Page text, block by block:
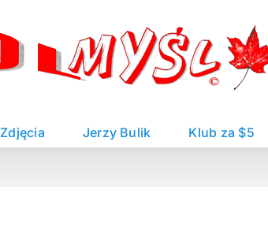
Zdjęcia Jerzy Bulik Klub za $5